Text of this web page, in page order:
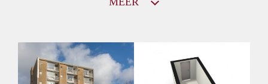
Huurtoeslag
Mogelijk
Inkomen eis